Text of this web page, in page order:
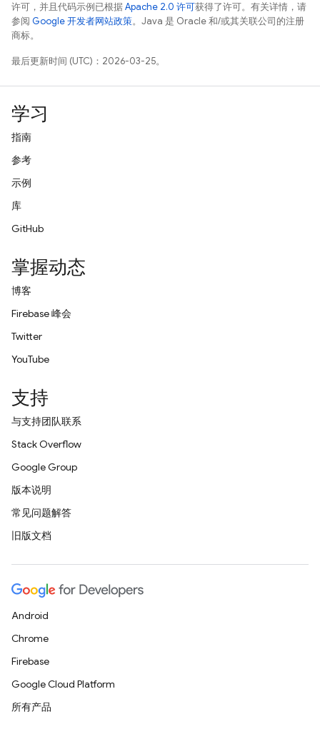
许可，并且代码示例已根据Apache 2.0 许可获得了许可。有关详情，请
参阅 Google 开发者网站政策。Java 是 Oracle 和/或其关联公司的注册
商标。
最后更新时间 (UTC)：2026-03-25。
学习
指南
参考
示例
库
GitHub
掌握动态
博客
Firebase 峰会
Twitter
YouTube
支持
与支持团队联系
Stack Overflow
Google Group
版本说明
常见问题解答
旧版文档
Android
Chrome
Firebase
Google Cloud Platform
所有产品